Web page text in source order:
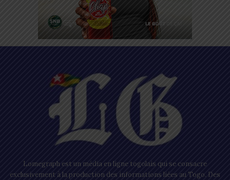
Lomegraph est un média en ligne togolais qui se consacre
exclusivement à la production des informations liées au Togo. Des